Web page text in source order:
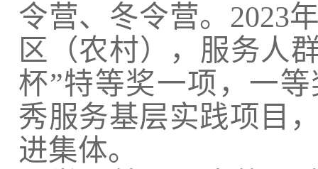
令营、冬令营。 2023
区（农村），服务人
杯”特等奖一项，一
秀服务基层实践项目
进集体。